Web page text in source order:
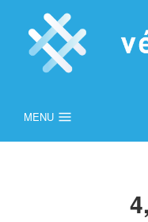
MENU